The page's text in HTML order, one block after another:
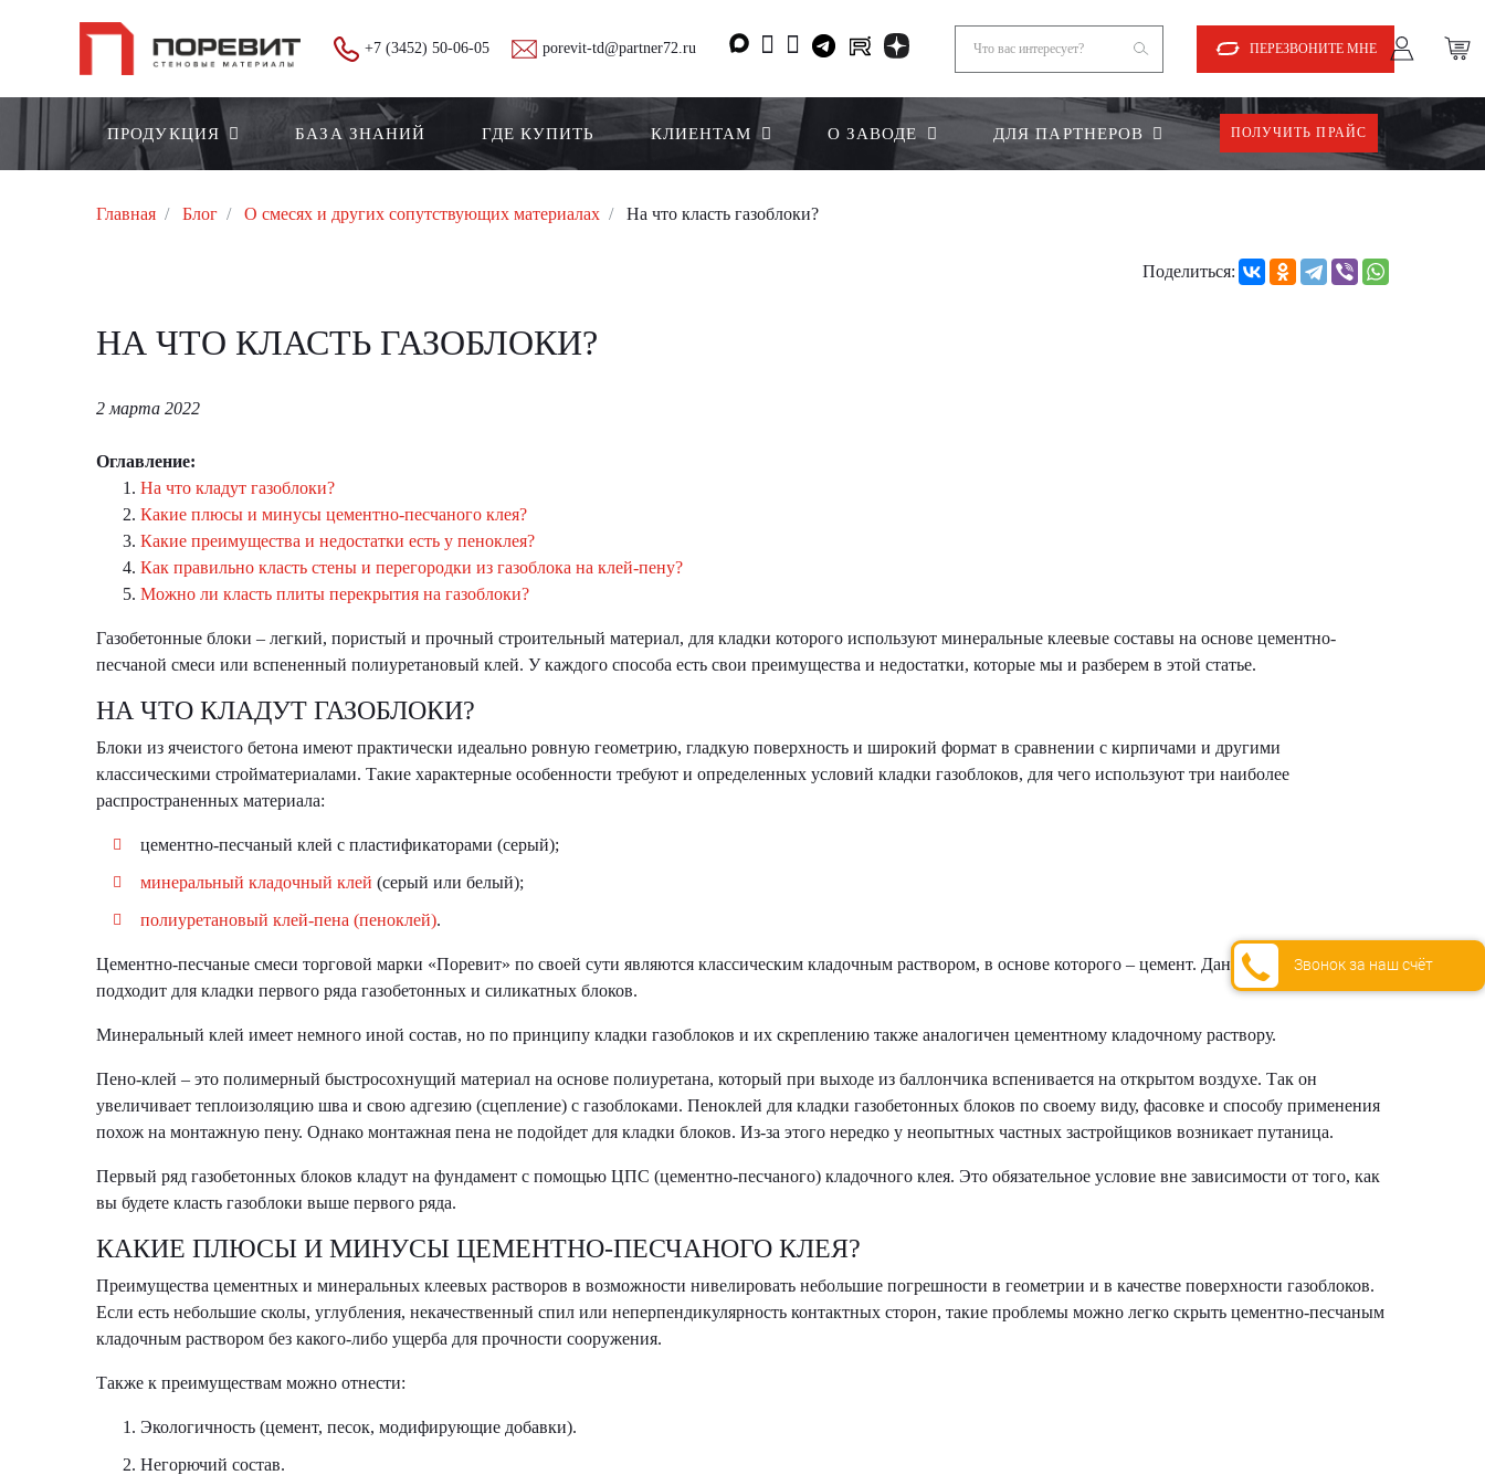
+7 (3452) 50-06-05 porevit-td@partner72.ru ПЕРЕЗВОНИТЕ МНЕ
ПРОДУКЦИЯ БАЗА ЗНАНИЙ ГДЕ КУПИТЬ КЛИЕНТАМ О ЗАВОДЕ ДЛЯ ПАРТНЕРОВ ПОЛУЧИТЬ ПРАЙС
Главная Блог О смесях и других сопутствующих материалах На что класть газоблоки?
Поделиться:
НА ЧТО КЛАСТЬ ГАЗОБЛОКИ?
2 марта 2022
Оглавление:
На что кладут газоблоки?
Какие плюсы и минусы цементно-песчаного клея?
Какие преимущества и недостатки есть у пеноклея?
Как правильно класть стены и перегородки из газоблока на клей-пену?
Можно ли класть плиты перекрытия на газоблоки?
Газобетонные блоки – легкий, пористый и прочный строительный материал, для кладки которого используют минеральные клеевые составы на основе цементно-
песчаной смеси или вспененный полиуретановый клей. У каждого способа есть свои преимущества и недостатки, которые мы и разберем в этой статье.
НА ЧТО КЛАДУТ ГАЗОБЛОКИ?
Блоки из ячеистого бетона имеют практически идеально ровную геометрию, гладкую поверхность и широкий формат в сравнении с кирпичами и другими
классическими стройматериалами. Такие характерные особенности требуют и определенных условий кладки газоблоков, для чего используют три наиболее
распространенных материала:
цементно-песчаный клей с пластификаторами (серый);
минеральный кладочный клей (серый или белый);
полиуретановый клей-пена (пеноклей).
Цементно-песчаные смеси торговой марки «Поревит» по своей сути являются классическим кладочным раствором, в основе которого – цемент. Данная кладочная смесь
подходит для кладки первого ряда газобетонных и силикатных блоков.
Минеральный клей имеет немного иной состав, но по принципу кладки газоблоков и их скреплению также аналогичен цементному кладочному раствору.
Пено-клей – это полимерный быстросохнущий материал на основе полиуретана, который при выходе из баллончика вспенивается на открытом воздухе. Так он
увеличивает теплоизоляцию шва и свою адгезию (сцепление) с газоблоками. Пеноклей для кладки газобетонных блоков по своему виду, фасовке и способу применения
похож на монтажную пену. Однако монтажная пена не подойдет для кладки блоков. Из-за этого нередко у неопытных частных застройщиков возникает путаница.
Первый ряд газобетонных блоков кладут на фундамент с помощью ЦПС (цементно-песчаного) кладочного клея. Это обязательное условие вне зависимости от того, как
вы будете класть газоблоки выше первого ряда.
КАКИЕ ПЛЮСЫ И МИНУСЫ ЦЕМЕНТНО-ПЕСЧАНОГО КЛЕЯ?
Преимущества цементных и минеральных клеевых растворов в возможности нивелировать небольшие погрешности в геометрии и в качестве поверхности газоблоков.
Если есть небольшие сколы, углубления, некачественный спил или неперпендикулярность контактных сторон, такие проблемы можно легко скрыть цементно-песчаным
кладочным раствором без какого-либо ущерба для прочности сооружения.
Также к преимуществам можно отнести:
Экологичность (цемент, песок, модифирующие добавки).
Негорючий состав.
Звонок за наш счёт